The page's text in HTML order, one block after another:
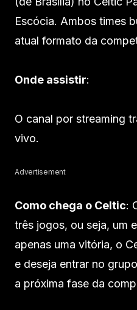
Escócia. Ambos times
atual formato da
Onde assistir:
O canal por streaming
vivo.
Advertisement
Como chega o Celtic:
três jogos, ou seja, um
apenas uma vitória, o
e deseja entrar no
a próxima fase da